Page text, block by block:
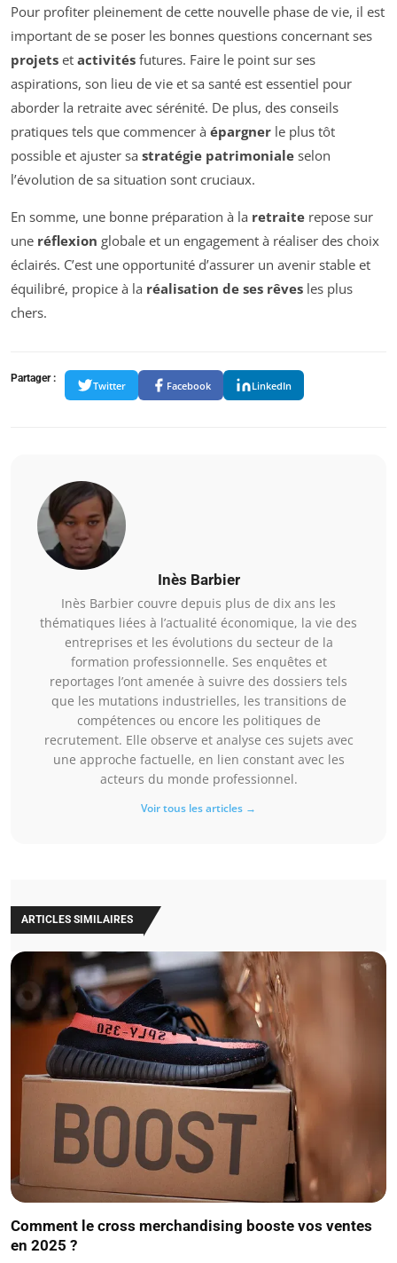
Pour profiter pleinement de cette nouvelle phase de vie, il est
important de se poser les bonnes questions concernant ses
projets et activités futures. Faire le point sur ses
aspirations, son lieu de vie et sa santé est essentiel pour
aborder la retraite avec sérénité. De plus, des conseils
pratiques tels que commencer à épargner le plus tôt
possible et ajuster sa stratégie patrimoniale selon
l’évolution de sa situation sont cruciaux.
En somme, une bonne préparation à la retraite repose sur
une réflexion globale et un engagement à réaliser des choix
éclairés. C’est une opportunité d’assurer un avenir stable et
équilibré, propice à la réalisation de ses rêves les plus
chers.
Partager :
Twitter Facebook LinkedIn
Inès Barbier
Inès Barbier couvre depuis plus de dix ans les
thématiques liées à l’actualité économique, la vie des
entreprises et les évolutions du secteur de la
formation professionnelle. Ses enquêtes et
reportages l’ont amenée à suivre des dossiers tels
que les mutations industrielles, les transitions de
compétences ou encore les politiques de
recrutement. Elle observe et analyse ces sujets avec
une approche factuelle, en lien constant avec les
acteurs du monde professionnel.
Voir tous les articles →
ARTICLES SIMILAIRES
Comment le cross merchandising booste vos ventes
en 2025 ?